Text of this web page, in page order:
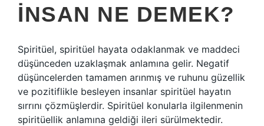
INSAN NE DEMEK?
Spiritüel, spiritüel hayata odaklanmak ve maddeci
düşünceden uzaklaşmak anlamına gelir. Negatif
düşüncelerden tamamen arınmış ve ruhunu güzellik
ve pozitiflikle besleyen insanlar spiritüel hayatın
sırrını çözmüşlerdir. Spiritüel konularla ilgilenmenin
spiritüellik anlamına geldiği ileri sürülmektedir.